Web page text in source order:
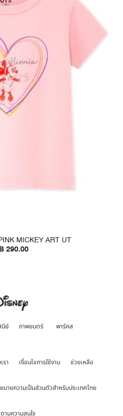
MICKEY ART UT
290.00
นีย์ ภาพยนตร์ พาร์คส
รา เงื่อนไขการใช้งาน ช่วยเหลือ
บายความเป็นส่วนตัวสำหรับประเทศไทย
ามความสนใจ